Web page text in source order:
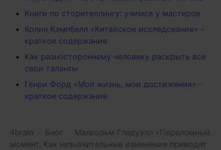
Книги по сторителлингу: учимся у мастеров
Колин Кэмпбелл «Китайское исследование» -
краткое содержание
Как разностороннему человеку раскрыть все
свои таланты
Генри Форд «Моя жизнь, мои достижения» -
краткое содержание
4brain Блог
Малкольм Гладуэлл «Переломный
момент. Как незначительные изменения приводят